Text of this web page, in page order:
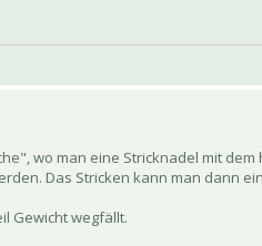
wo man eine Stricknadel mit
Das Stricken kann man dann
Gewicht wegfällt.